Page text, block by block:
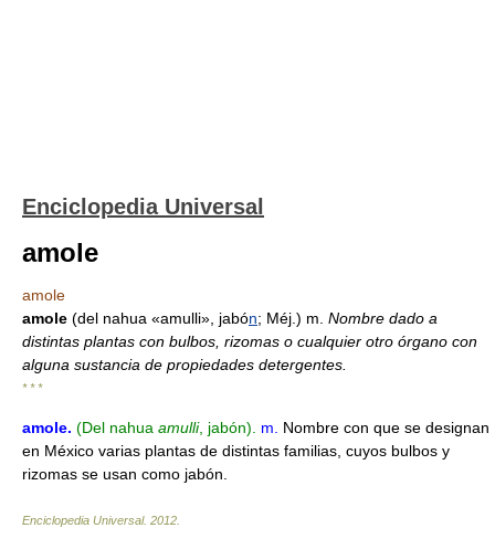
Enciclopedia Universal
amole
amole
amole (del nahua «amulli», jabón; Méj.) m. Nombre dado a
distintas plantas con bulbos, rizomas o cualquier otro órgano con
alguna sustancia de propiedades detergentes.
* * *
amole. (Del nahua amulli, jabón). m.
Nombre con que se designan
en México varias plantas de distintas familias, cuyos bulbos y
rizomas se usan como jabón.
Enciclopedia Universal. 2012